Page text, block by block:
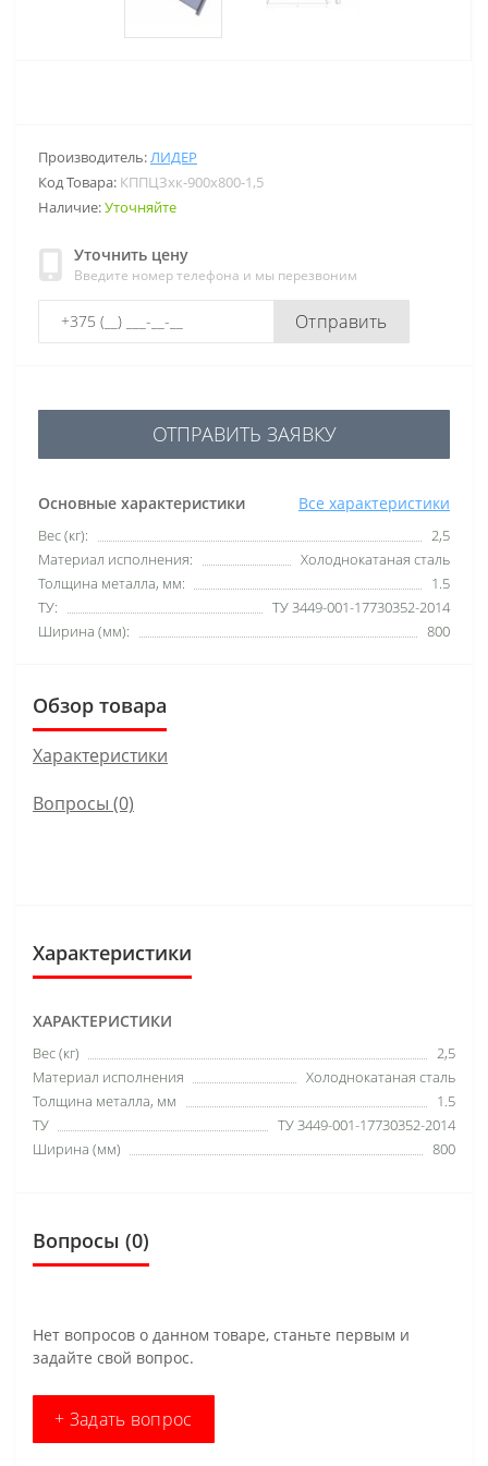
Производитель:ЛИДЕР
Код Товара: КППЦЗхк-900х800-1,5
Наличие:Уточняйте
Уточнить цену
Введите номер телефона и мы перезвоним
Отправить
Основные характеристики Все характеристики
Вес (кг):
2,5
Материал исполнения:
Холоднокатаная сталь
Толщина металла, мм:
1.5
ТУ:
ТУ 3449-001-17730352-2014
Ширина (мм):
800
ОТПРАВИТЬ ЗАЯВКУ
Обзор товара
Характеристики
Вопросы (0)
Характеристики
ХАРАКТЕРИСТИКИ
Вес (кг)
2,5
Материал исполнения
Холоднокатаная сталь
Толщина металла, мм
1.5
ТУ
ТУ 3449-001-17730352-2014
Ширина (мм)
800
Вопросы (0)
Нет вопросов о данном товаре, станьте первым и
задайте свой вопрос.
+ Задать вопрос